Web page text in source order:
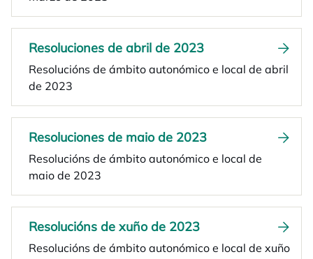
Resoluciones de abril de 2023
Resolucións de ámbito autonómico e local de abril
de 2023
Resoluciones de maio de 2023
Resolucións de ámbito autonómico e local de
maio de 2023
Resolucións de xuño de 2023
Resolucións de ámbito autonómico e local de xuño